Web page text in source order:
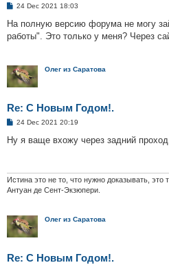
P
s
24 Dec 2021 18:03
На полную версию форума не могу
работы". Это только у меня? Через
Олег из Саратова
Re: С Новым Годом!.
P
s
t
24 Dec 2021 20:19
Ну я ваще вхожу через задний
Истина это не то, что нужно доказывать, это
Антуан де Сент-Экзюпери.
Олег из Саратова
Re: С Новым Годом!.